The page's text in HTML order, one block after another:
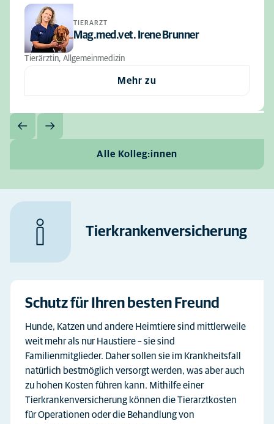
TIERARZT
Mag.med.vet. Irene Brunner
Tierärztin, Allgemeinmedizin
Mehr zu
Alle Kolleg:innen
Tierkrankenversicherung
Schutz für Ihren besten Freund
Hunde, Katzen und andere Heimtiere sind mittlerweile
weit mehr als nur Haustiere – sie sind
Familienmitglieder. Daher sollen sie im Krankheitsfall
natürlich bestmöglich versorgt werden, was aber auch
zu hohen Kosten führen kann. Mithilfe einer
Tierkrankenversicherung können die Tierarztkosten
für Operationen oder die Behandlung von